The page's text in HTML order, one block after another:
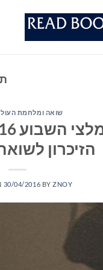
שואה ומלחמת
הזיכרון
30/04/2016 BYZNOY